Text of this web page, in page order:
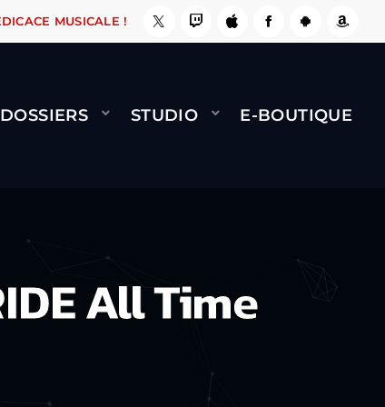
FAIT ! NAMI BERNARD MINET - FLY
MUSICALE !
DOSSIERS STUDIO E-BOUTIQUE
All Time